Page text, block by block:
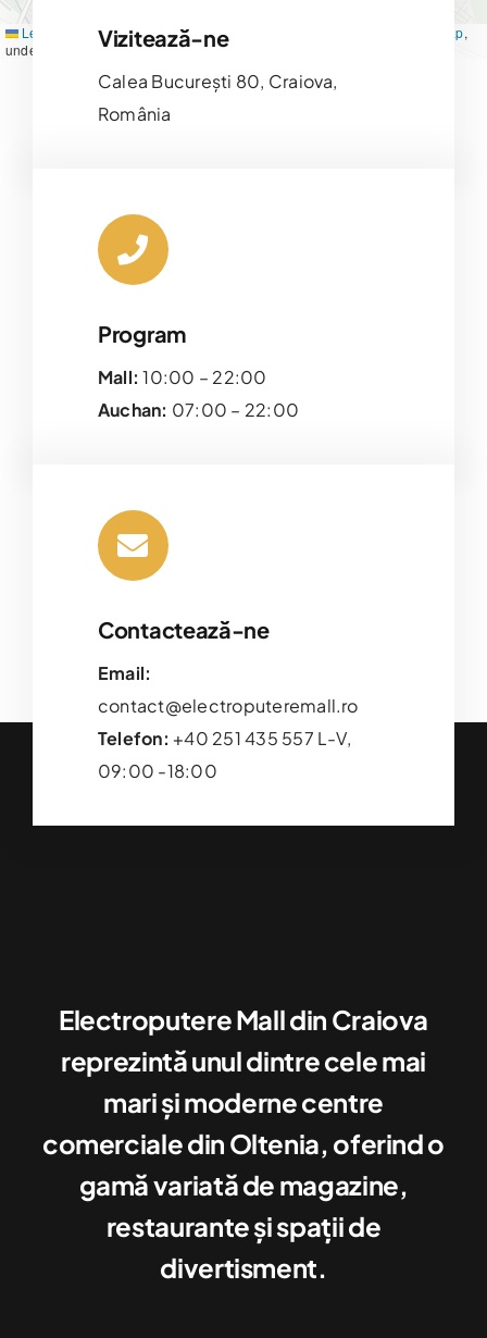
Leaflet Map tiles byCARTO , under OpenStreetMap,
under ODbL.
Vizitează-ne
Calea București 80, Craiova,
România
Program
Mall: 10:00 – 22:00
Auchan: 07:00 – 22:00
Contactează-ne
Email:
contact@electroputeremall.ro
Telefon: +40 251 435 557 L-V,
09:00 -18:00
Electroputere Mall din Craiova
reprezintă unul dintre cele mai
mari şi moderne centre
comerciale din Oltenia, oferind o
gamă variată de magazine,
restaurante şi spaţii de
divertisment.